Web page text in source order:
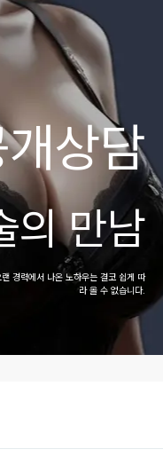
상담
의 만남
랜 경력에서 나온 노하우는 결코 쉽게 따
라 올 수 없습니다.